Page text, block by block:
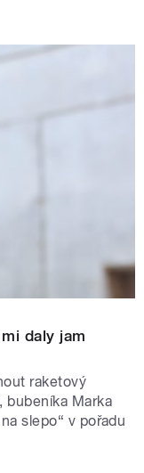
daly jam
raketový
bubeníka Marka
slepo“ v pořadu